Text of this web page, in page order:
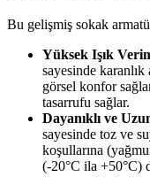
Bu gelişmiş sokak
Yüksek Işık
sayesinde karanlık
görsel konfor
tasarrufu sağlar.
Dayanıklı ve
sayesinde toz ve
koşullarına
(-20°C ila +50°C)